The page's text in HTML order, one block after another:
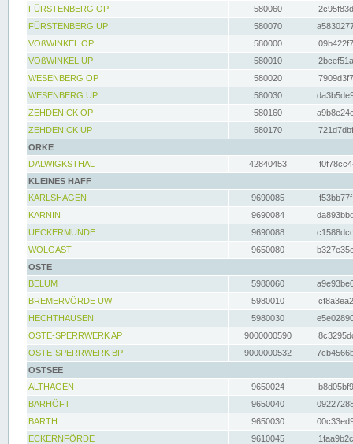
FÜRSTENBERG OP
580060
FÜRSTENBERG UP
580070
VOßWINKEL OP
580000
VOßWINKEL UP
580010
WESENBERG OP
580020
WESENBERG UP
580030
ZEHDENICK OP
580160
ZEHDENICK UP
580170
ORKE
DALWIGKSTHAL
42840453
KLEINES HAFF
KARLSHAGEN
9690085
KARNIN
9690084
UECKERMÜNDE
9690088
WOLGAST
9650080
OSTE
BELUM
5980060
BREMERVÖRDE UW
5980010
HECHTHAUSEN
5980030
OSTE-SPERRWERK AP
9000000590
OSTE-SPERRWERK BP
9000000532
OSTSEE
ALTHAGEN
9650024
BARHÖFT
9650040
BARTH
9650030
ECKERNFÖRDE
9610045